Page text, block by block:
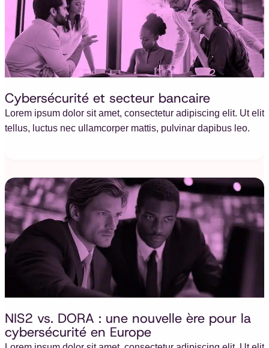
Cybersécurité et secteur bancaire
Lorem ipsum dolor sit amet, consectetur adipiscing elit. Ut elit
tellus, luctus nec ullamcorper mattis, pulvinar dapibus leo.
NIS2 vs. DORA : une nouvelle ère pour la
cybersécurité en Europe